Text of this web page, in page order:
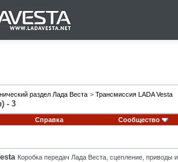
раздел Лада Веста > Трансмиссия LADA Vesta
- 3
Справка Сообщество
Коробка передач Лада Веста, сцепление, приводы и